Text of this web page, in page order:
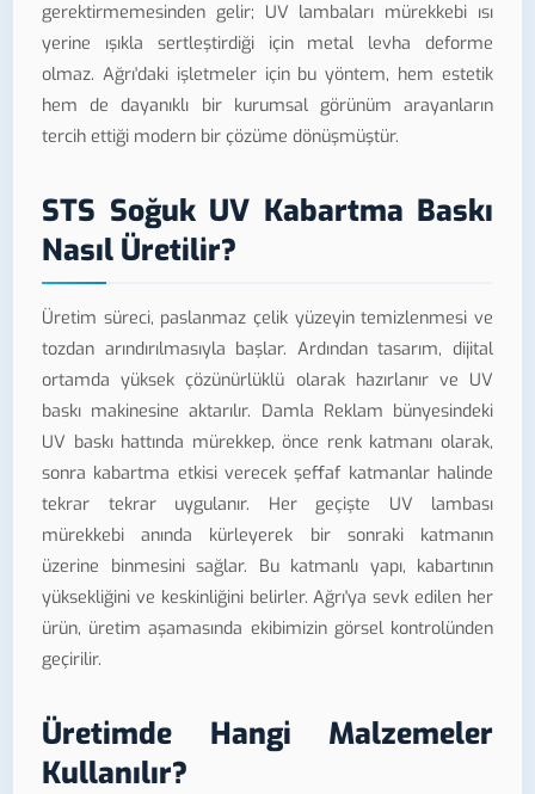
gerektirmemesinden gelir; UV lambaları mürekkebi ısı
yerine ışıkla sertleştirdiği için metal levha deforme
olmaz. Ağrı'daki işletmeler için bu yöntem, hem estetik
hem de dayanıklı bir kurumsal görünüm arayanların
tercih ettiği modern bir çözüme dönüşmüştür.
STS Soğuk UV Kabartma Baskı
Nasıl Üretilir?
Üretim süreci, paslanmaz çelik yüzeyin temizlenmesi ve
tozdan arındırılmasıyla başlar. Ardından tasarım, dijital
ortamda yüksek çözünürlüklü olarak hazırlanır ve UV
baskı makinesine aktarılır. Damla Reklam bünyesindeki
UV baskı hattında mürekkep, önce renk katmanı olarak,
sonra kabartma etkisi verecek şeffaf katmanlar halinde
tekrar tekrar uygulanır. Her geçişte UV lambası
mürekkebi anında kürleyerek bir sonraki katmanın
üzerine binmesini sağlar. Bu katmanlı yapı, kabartının
yüksekliğini ve keskinliğini belirler. Ağrı'ya sevk edilen her
ürün, üretim aşamasında ekibimizin görsel kontrolünden
geçirilir.
Üretimde Hangi Malzemeler
Kullanılır?